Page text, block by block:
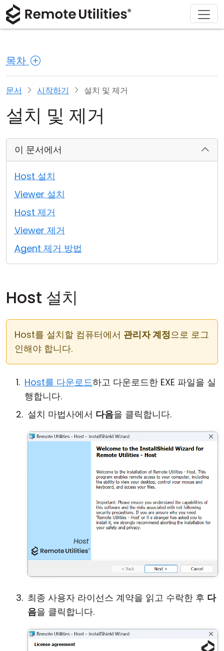
목차
문서 시작하기 설치 및 제거
설치 및 제거
이 문서에서
Host 설치
Viewer 설치
Host 제거
Viewer 제거
Agent 제거 방법
Host 설치
Host를 설치할 컴퓨터에서 관리자 계정으로 로그
인해야 합니다.
Host를 다운로드하고 다운로드한 EXE 파일을 실
행합니다.
설치 마법사에서 다음을 클릭합니다.
최종 사용자 라이선스 계약을 읽고 수락한 후 다
음을 클릭합니다.
제품
보안
스크린샷
릴리즈 노트
연결 모드
무인 액세스
Active Directory 지원
MSI 구성
클라우드 & 온프레미스
솔루션
제조 및 소매업
헬스케어
교육 및 정부
정보 기술
다운로드
macOS
Linux
iOS/Android
구매
라이선스 어시스턴트
라이선스 업그레이드
지원
문서
지식 기반
회사 소개
보도 자료실
리뷰 작성하기